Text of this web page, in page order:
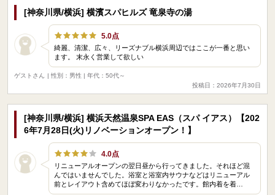
[神奈川県/横浜] 横濱スパヒルズ 竜泉寺の湯
5.0点
綺麗、清潔、広々、リーズナブル横浜周辺ではここが一番と思い
ます。 末永く営業して欲しい
ゲストさん
| 性別：男性 | 年代：50代～
投稿日：2026年7月30日
[神奈川県/横浜] 横浜天然温泉SPA EAS（スパ イアス）【202
6年7月28日(火)リノベーションオープン！】
4.0点
リニューアルオープンの翌日昼から行ってきました。それほど混
んではいませんでした。浴室と浴室内サウナなどはリニューアル
前とレイアウト含めてほぼ変わりなかったです。館内着を着…